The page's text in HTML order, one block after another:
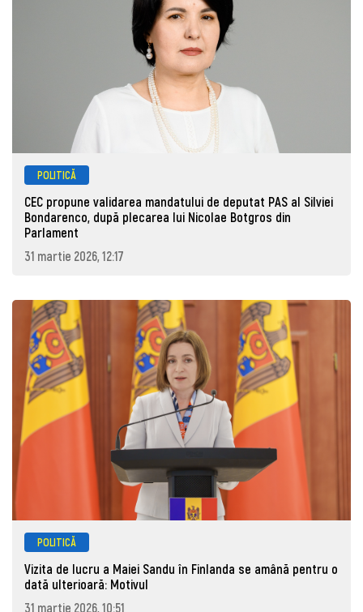
POLITICĂ
CEC propune validarea mandatului de deputat PAS al Silviei
Bondarenco, după plecarea lui Nicolae Botgros din
Parlament
31 martie 2026, 12:17
POLITICĂ
Vizita de lucru a Maiei Sandu în Finlanda se amână pentru o
dată ulterioară: Motivul
31 martie 2026, 10:51